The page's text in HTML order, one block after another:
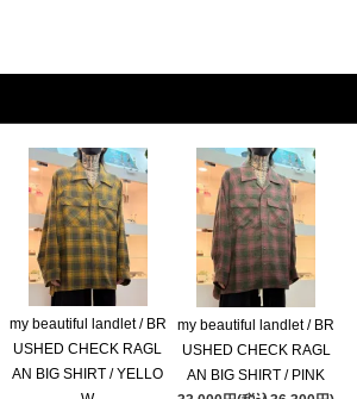
my beautiful landlet / BR
USHED CHECK RAGL
AN BIG SHIRT / YELLO
my beautiful landlet / BR
USHED CHECK RAGL
AN BIG SHIRT / PINK